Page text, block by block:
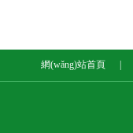
網(wǎng)站首頁